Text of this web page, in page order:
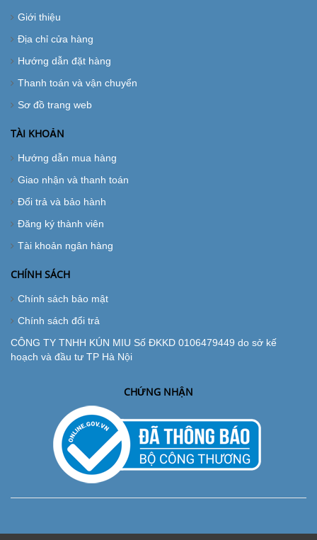
Giới thiệu
Địa chỉ cửa hàng
Hướng dẫn đặt hàng
Thanh toán và vận chuyển
Sơ đồ trang web
TÀI KHOẢN
Hướng dẫn mua hàng
Giao nhận và thanh toán
Đổi trả và bảo hành
Đăng ký thành viên
Tài khoản ngân hàng
CHÍNH SÁCH
Chính sách bảo mật
Chính sách đổi trả
CÔNG TY TNHH KÚN MIU Số ĐKKD 0106479449 do sở kế
hoạch và đầu tư TP Hà Nội
CHỨNG NHẬN